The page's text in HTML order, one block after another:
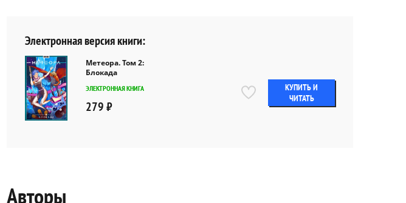
Электронная версия книги:
Метеора. Том 2:
Блокада
ЭЛЕКТРОННАЯ КНИГА
279 ₽
КУПИТЬ И
ЧИТАТЬ
Авторы